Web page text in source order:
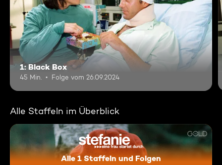
1: Black Box
45 Min. Folge vom 26.09.2024
Alle Staffeln im Überblick
Alle 1 Staffeln und Folgen